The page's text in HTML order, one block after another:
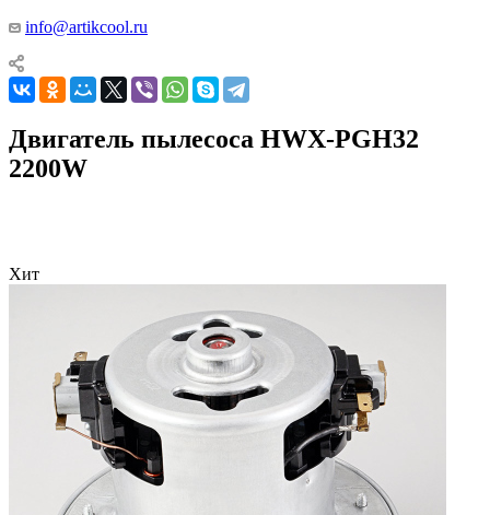
info@artikcool.ru
Двигатель пылесоса HWX-PGH32
2200W
Хит